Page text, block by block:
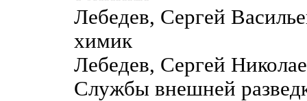
Лебедев, Сергей
химик
Лебедев, Сергей
Службы внешней